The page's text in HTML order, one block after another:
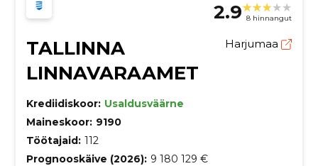
2.9 8 hinnangut
TALLINNA
LINNAVARAAMET
Harjumaa
Krediidiskoor: Usaldusväärne
Maineskoor: 9190
Töötajaid: 112
Prognooskäive (2026): 9 180 129 €